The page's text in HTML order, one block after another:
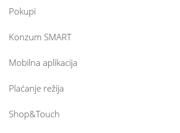
Pokupi
Konzum SMART
Mobilna aplikacija
Plaćanje režija
Shop&Touch